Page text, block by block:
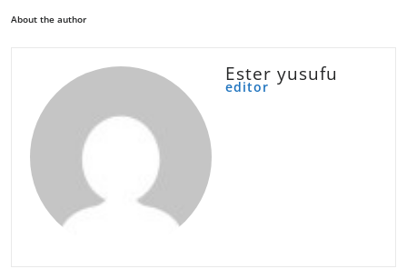
About the author
Ester yusufu
editor